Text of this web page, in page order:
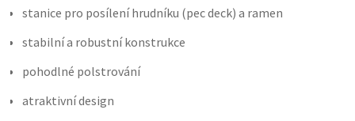
stanice pro posílení hrudníku (pec deck) a ramen
stabilní a robustní konstrukce
pohodlné polstrování
atraktivní design